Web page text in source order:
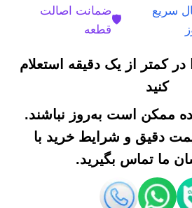
سریع
🛡️
ضمانت اصالت
قطعه
کمتر از یک دقیقه استعلام
کنید
ممکن است به‌روز نباشند.
دقیق و شرایط خرید با
ما تماس بگیرید.